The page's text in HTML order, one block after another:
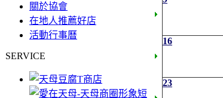
關於協會
在地人推薦好店
活動行事曆
SERVICE
16
23